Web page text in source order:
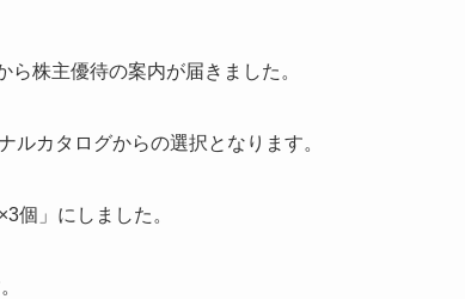
株主優待の案内が届きました。
ルカタログからの選択となります。
個」にしました。